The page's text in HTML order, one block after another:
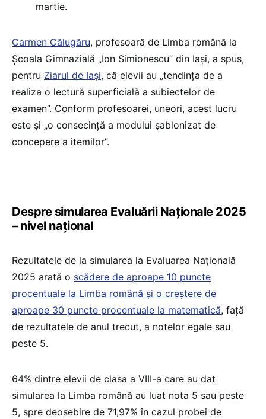
martie.
Carmen Călugăru, profesoară de Limba română la
Școala Gimnazială „Ion Simionescu” din Iași, a spus,
pentru Ziarul de Iași, că elevii au „tendința de a
realiza o lectură superficială a subiectelor de
examen”. Conform profesoarei, uneori, acest lucru
este și „o consecință a modului șablonizat de
concepere a itemilor”.
Despre simularea Evaluării Naționale 2025
– nivel național
Rezultatele de la simularea la Evaluarea Națională
2025 arată o scădere de aproape 10 puncte
procentuale la Limba română și o creștere de
aproape 30 puncte procentuale la matematică, față
de rezultatele de anul trecut, a notelor egale sau
peste 5.
64% dintre elevii de clasa a VIII-a care au dat
simularea la Limba română au luat nota 5 sau peste
5, spre deosebire de 71,97% în cazul probei de